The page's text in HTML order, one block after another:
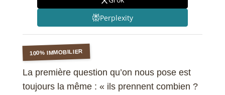
Perplexity
100% IMMOBILIER
La première question qu’on nous pose est
toujours la même : « ils prennent combien ?